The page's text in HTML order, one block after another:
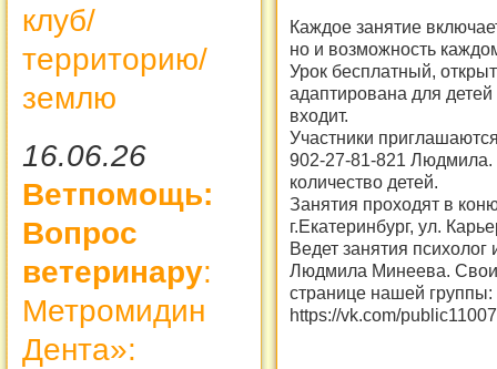
клуб/
территорию/
землю
16.06.26
Ветпомощь:
Вопрос
ветеринару:
Метромидин
Дента»:
Каждое занятие
но и возможность
Урок бесплатный,
адаптирована для
входит.
Участники
902-27-81-821 Людмила.
количество детей.
Занятия проходят в
г.Екатеринбург, ул.
Ведет занятия
Людмила Минеева. Свои
странице нашей группы:
https://vk.com/